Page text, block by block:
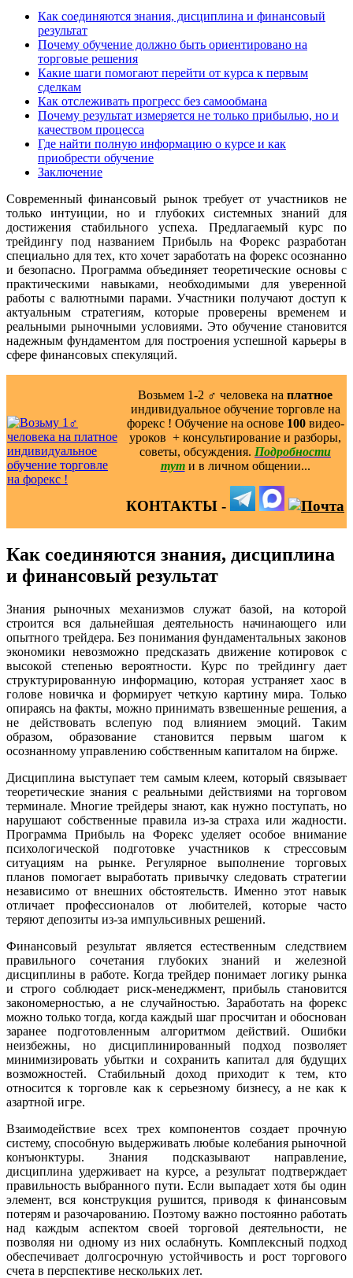
Как соединяются знания, дисциплина и финансовый
результат
Почему обучение должно быть ориентировано на
торговые решения
Какие шаги помогают перейти от курса к первым
сделкам
Как отслеживать прогресс без самообмана
Почему результат измеряется не только прибылью, но и
качеством процесса
Где найти полную информацию о курсе и как
приобрести обучение
Заключение
Современный финансовый рынок требует от участников не
только интуиции, но и глубоких системных знаний для
достижения стабильного успеха. Предлагаемый курс по
трейдингу под названием Прибыль на Форекс разработан
специально для тех, кто хочет заработать на форекс осознанно
и безопасно. Программа объединяет теоретические основы с
практическими навыками, необходимыми для уверенной
работы с валютными парами. Участники получают доступ к
актуальным стратегиям, которые проверены временем и
реальными рыночными условиями. Это обучение становится
надежным фундаментом для построения успешной карьеры в
сфере финансовых спекуляций.
Возьмем 1-2 ‍♂️ человека на платное
индивидуальное обучение торговле на
форекс ! Обучение на основе 100видео-
уроков ️ + консультирование и разборы,
советы, обсуждения. Подробности
тут и в личном общении...
КОНТАКТЫ -
Как соединяются знания, дисциплина
и финансовый результат
Знания рыночных механизмов служат базой, на которой
строится вся дальнейшая деятельность начинающего или
опытного трейдера. Без понимания фундаментальных законов
экономики невозможно предсказать движение котировок с
высокой степенью вероятности. Курс по трейдингу дает
структурированную информацию, которая устраняет хаос в
голове новичка и формирует четкую картину мира. Только
опираясь на факты, можно принимать взвешенные решения, а
не действовать вслепую под влиянием эмоций. Таким
образом, образование становится первым шагом к
осознанному управлению собственным капиталом на бирже.
Дисциплина выступает тем самым клеем, который связывает
теоретические знания с реальными действиями на торговом
терминале. Многие трейдеры знают, как нужно поступать, но
нарушают собственные правила из-за страха или жадности.
Программа Прибыль на Форекс уделяет особое внимание
психологической подготовке участников к стрессовым
ситуациям на рынке. Регулярное выполнение торговых
планов помогает выработать привычку следовать стратегии
независимо от внешних обстоятельств. Именно этот навык
отличает профессионалов от любителей, которые часто
теряют депозиты из-за импульсивных решений.
Финансовый результат является естественным следствием
правильного сочетания глубоких знаний и железной
дисциплины в работе. Когда трейдер понимает логику рынка
и строго соблюдает риск-менеджмент, прибыль становится
закономерностью, а не случайностью. Заработать на форекс
можно только тогда, когда каждый шаг просчитан и обоснован
заранее подготовленным алгоритмом действий. Ошибки
неизбежны, но дисциплинированный подход позволяет
минимизировать убытки и сохранить капитал для будущих
возможностей. Стабильный доход приходит к тем, кто
относится к торговле как к серьезному бизнесу, а не как к
азартной игре.
Взаимодействие всех трех компонентов создает прочную
систему, способную выдерживать любые колебания рыночной
конъюнктуры. Знания подсказывают направление,
дисциплина удерживает на курсе, а результат подтверждает
правильность выбранного пути. Если выпадает хотя бы один
элемент, вся конструкция рушится, приводя к финансовым
потерям и разочарованию. Поэтому важно постоянно работать
над каждым аспектом своей торговой деятельности, не
позволяя ни одному из них ослабнуть. Комплексный подход
обеспечивает долгосрочную устойчивость и рост торгового
счета в перспективе нескольких лет.